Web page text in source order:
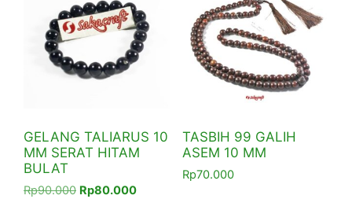
GELANG TALIARUS 10
MM SERAT HITAM
BULAT
Rp90.000 Original
Rp80.000Current
TASBIH 99 GALIH
ASEM 10 MM
Rp70.000